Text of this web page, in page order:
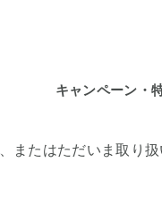
キャンペーン・
またはただいま取り扱